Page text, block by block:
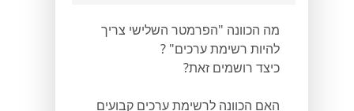
מה הכוונה "הפרמטר השלישי צריך
להיות רשימת ערכים" ?
כיצד רושמים זאת?
האם הכוונה לרשימת ערכים קבועים